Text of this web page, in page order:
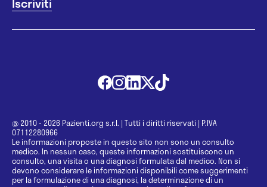
@ 2010 - 2026 Pazienti.org s.r.l. | Tutti i diritti riservati | P.IVA
07112280966
Le informazioni proposte in questo sito non sono un consulto
medico. In nessun caso, queste informazioni sostituiscono un
consulto, una visita o una diagnosi formulata dal medico. Non si
devono considerare le informazioni disponibili come suggerimenti
per la formulazione di una diagnosi, la determinazione di un